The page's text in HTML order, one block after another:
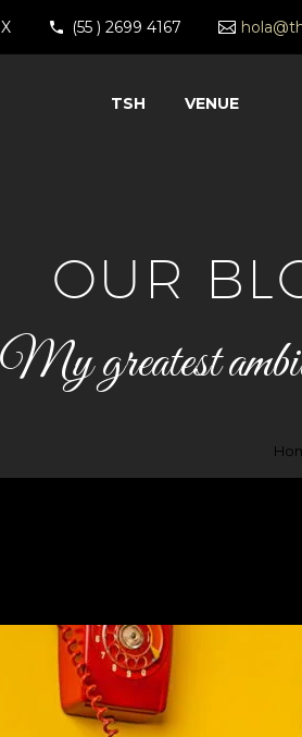
(55 ) 2699 4167
TSH VENUE
OUR
My greatest